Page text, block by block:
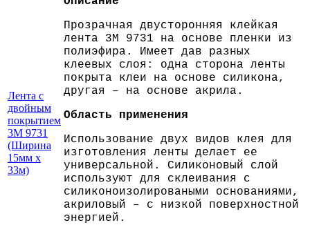
Лента с
двойным
покрытием
3M 9731
(Ширина
15мм х
33м)
Прозрачная двусторонняя клейкая
лента 3M 9731 на основе пленки из
полиэфира. Имеет дав разных
клеевых слоя: одна сторона ленты
покрыта клеи на основе силикона,
другая – на основе акрила.
Область применения
Использование двух видов клея для
изготовления ленты делает ее
универсальной. Силиконовый слой
используют для склеивания с
силиконоизолироваными основаниями,
акриловый – с низкой поверхностной
энергией.